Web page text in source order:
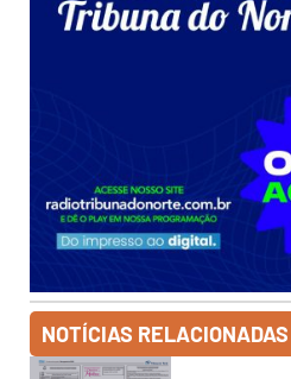
NOTÍCIAS RELACIONADAS